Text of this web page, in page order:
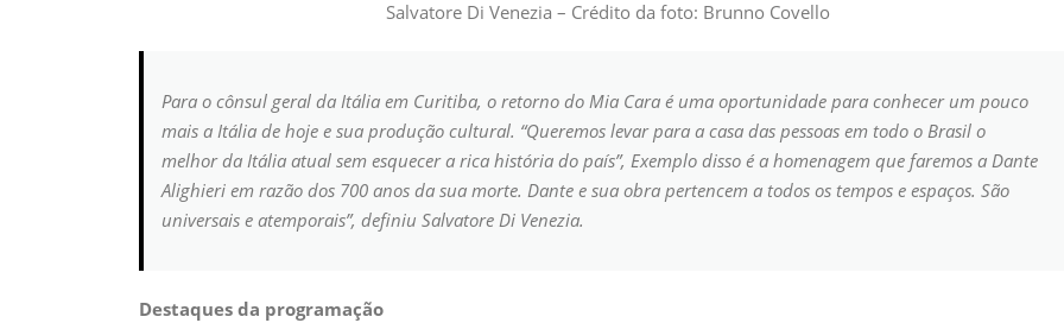
Salvatore Di Venezia – Crédito da foto: Brunno Covello
Para o cônsul geral da Itália em Curitiba, o retorno do Mia Cara é uma oportunidade para conhecer um pouco
mais a Itália de hoje e sua produção cultural. “Queremos levar para a casa das pessoas em todo o Brasil o
melhor da Itália atual sem esquecer a rica história do país”, Exemplo disso é a homenagem que faremos a Dante
Alighieri em razão dos 700 anos da sua morte. Dante e sua obra pertencem a todos os tempos e espaços. São
universais e atemporais”, definiu Salvatore Di Venezia.
Destaques da programação